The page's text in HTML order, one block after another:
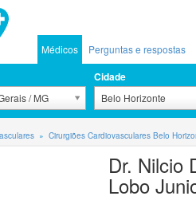
Médicos Perguntas e respostas
/ MG
Cidade
Belo Horizonte
Cirurgiões Cardiovasculares Belo
Dr. Nilcio
Lobo